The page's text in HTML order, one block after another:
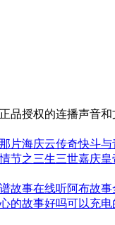
品授权的连播声音
片海庆云传奇快斗与
节之三生三世嘉庆皇
故事在线听阿布故
的故事好吗可以充电